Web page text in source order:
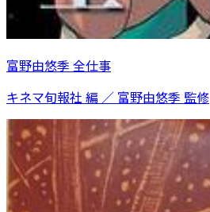
富野由悠季 全仕事
キネマ旬報社 編 ／ 富野由悠季 監修